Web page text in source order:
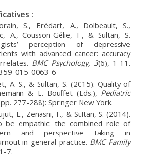
:
S., Brédart, A., Dolbeault, S.,
A., Cousson-Gélie, F., & Sultan, S.
perception of depressive
with advanced cancer: accuracy
BMC Psychology, 3(6), 1-11.
015-0063-6
A.-S., & Sultan, S. (2015). Quality of
& E. Bouffet (Eds.), Pediatric
277-288): Springer New York.
E., Zenasni, F., & Sultan, S. (2014).
empathic: the combined role of
and perspective taking in
in general practice. BMC Family
7.